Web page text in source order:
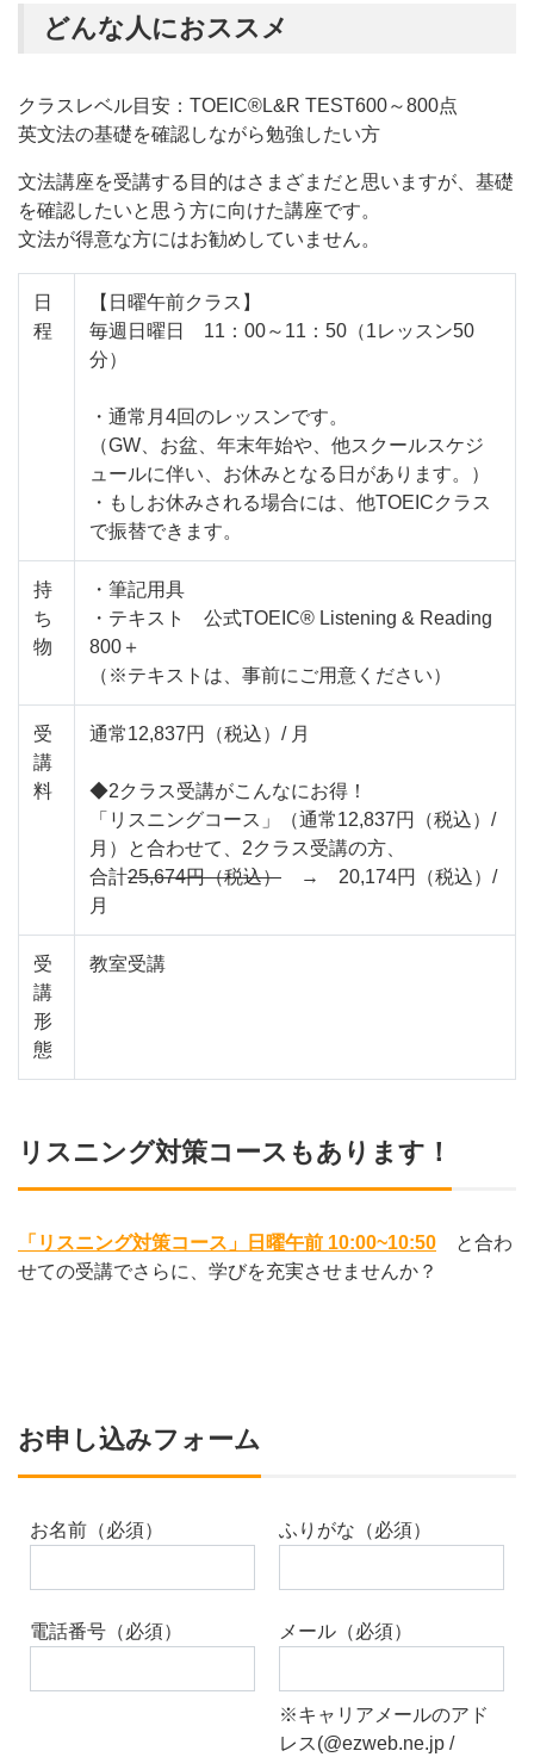
どんな人におススメ
クラスレベル目安：TOEIC®L&R TEST600～800点
英文法の基礎を確認しながら勉強したい方
文法講座を受講する目的はさまざまだと思いますが、基礎
を確認したいと思う方に向けた講座です。
文法が得意な方にはお勧めしていません。
日
程
【日曜午前クラス】
毎週日曜日 11：00～11：50（1レッスン50
分）
・通常月4回のレッスンです。
（GW、お盆、年末年始や、他スクールスケジ
ュールに伴い、お休みとなる日があります。）
・もしお休みされる場合には、他TOEICクラス
で振替できます。
持
ち
物
・筆記用具
・テキスト 公式TOEIC® Listening & Reading
800＋
（※テキストは、事前にご用意ください）
受
講
料
通常12,837円（税込）/ 月
◆2クラス受講がこんなにお得！
「リスニングコース」（通常12,837円（税込）/
月）と合わせて、2クラス受講の方、
合計25,674円（税込） → 20,174円（税込）/
月
受
講
形
態
教室受講
リスニング対策コースもあります！
「リスニング対策コース」日曜午前 10:00~10:50 と合わ
せての受講でさらに、学びを充実させませんか？
お申し込みフォーム
お名前（必須） ふりがな（必須）
電話番号（必須） メール（必須）
※キャリアメールのアド
レス(@ezweb.ne.jp /